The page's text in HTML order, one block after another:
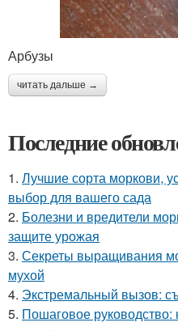
Арбузы
читать дальше →
Последние
1. Лучшие сорта моркови,
выбор для вашего сада
2. Болезни и вредители
защите урожая
3. Секреты выращивания
мухой
4. Экстремальный вызов:
5. Пошаговое руководство: